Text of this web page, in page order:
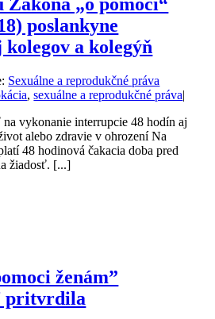
„o pomoci“
poslankyne
a kolegýň
Sexuálne a reprodukčné práva
,sexuálne a reprodukčné práva|
vykonanie interrupcie 48 hodín aj
alebo zdravie v ohrození Na
48 hodinová čakacia doba pred
žiadosť. [...]
ženám”
pritvrdila